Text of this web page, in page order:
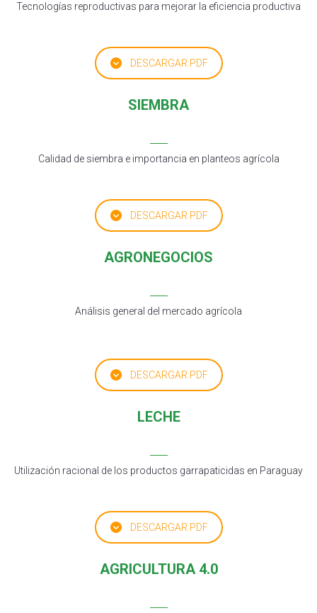
Tecnologías reproductivas para mejorar la eficiencia productiva
DESCARGAR PDF
SIEMBRA
Calidad de siembra e importancia en planteos agrícola
DESCARGAR PDF
AGRONEGOCIOS
Análisis general del mercado agrícola
DESCARGAR PDF
LECHE
Utilización racional de los productos garrapaticidas en Paraguay
DESCARGAR PDF
AGRICULTURA 4.0